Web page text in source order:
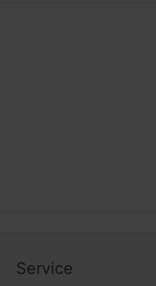
Service